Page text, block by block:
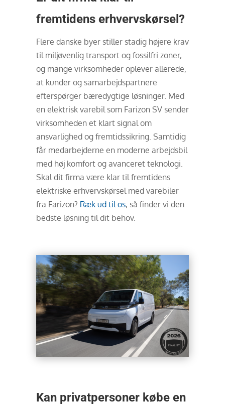
fremtidens erhvervskørsel?
Flere danske byer stiller stadig højere krav
til miljøvenlig transport og fossilfri zoner,
og mange virksomheder oplever allerede,
at kunder og samarbejdspartnere
efterspørger bæredygtige løsninger. Med
en elektrisk varebil som Farizon SV sender
virksomheden et klart signal om
ansvarlighed og fremtidssikring. Samtidig
får medarbejderne en moderne arbejdsbil
med høj komfort og avanceret teknologi.
Skal dit firma være klar til fremtidens
elektriske erhvervskørsel med varebiler
fra Farizon? Ræk ud til os, så finder vi den
bedste løsning til dit behov.
Kan privatpersoner købe en